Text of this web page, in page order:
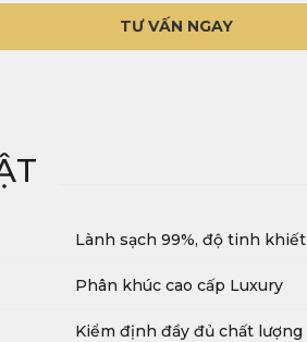
TƯ VẤN NGAY
Lành sạch 99%, độ tinh khiết
Phân khúc cao cấp Luxury
Kiểm định đầy đủ chất